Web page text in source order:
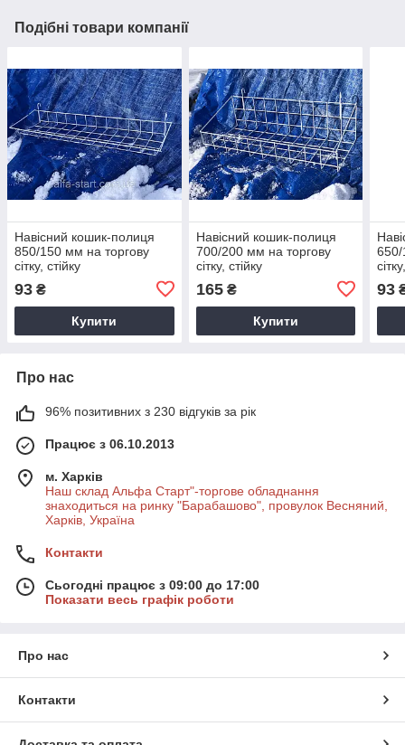
Подібні товари компанії
Навісний кошик-полиця
850/150 мм на торгову
сітку, стійку
93 ₴
Купити
Навісний кошик-полиця
700/200 мм на торгову
сітку, стійку
165₴
Купити
650/
93
Про нас
96% позитивних з 230 відгуків за рік
Працює з 06.10.2013
м. Харків
Наш склад Альфа Старт"-торгове обладнання
знаходиться на ринку "Барабашово", провулок Весняний,
Харків, Україна
Контакти
Сьогодні працює з 09:00 до 17:00
Показати весь графік роботи
Про нас
Контакти